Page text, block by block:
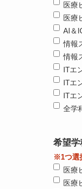
医療
医療
AI＆
情報
情報
ITエ
ITエ
ITエ
全学
希望
※1つ選
医療
医療